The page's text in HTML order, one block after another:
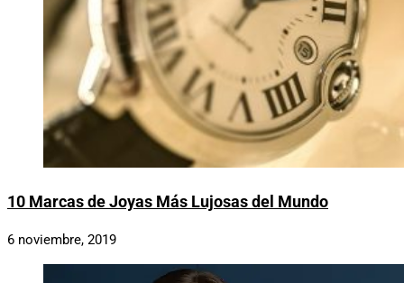
10 Marcas de Joyas Más Lujosas del Mundo
6 noviembre, 2019